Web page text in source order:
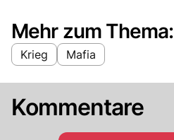
Mehr zum Thema:
Krieg Mafia
Kommentare